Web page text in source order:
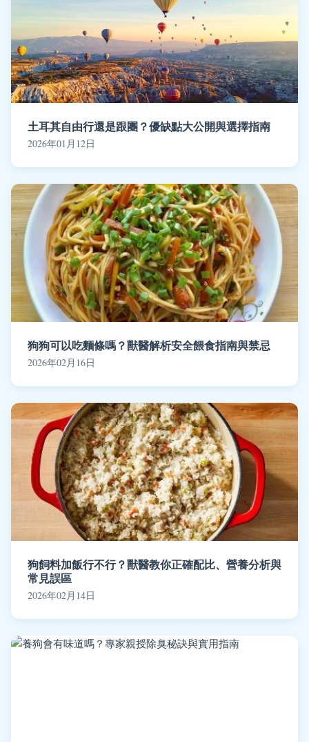
土耳其自由行還是跟團？優缺點大公開與選擇指南
2026年01月12日
狗狗可以吃麵條嗎？獸醫解析安全餵食指南與禁忌
2026年02月16日
狗飼料加飯行不行？獸醫教你正確配比、營養分析與
常見誤區
2026年02月14日